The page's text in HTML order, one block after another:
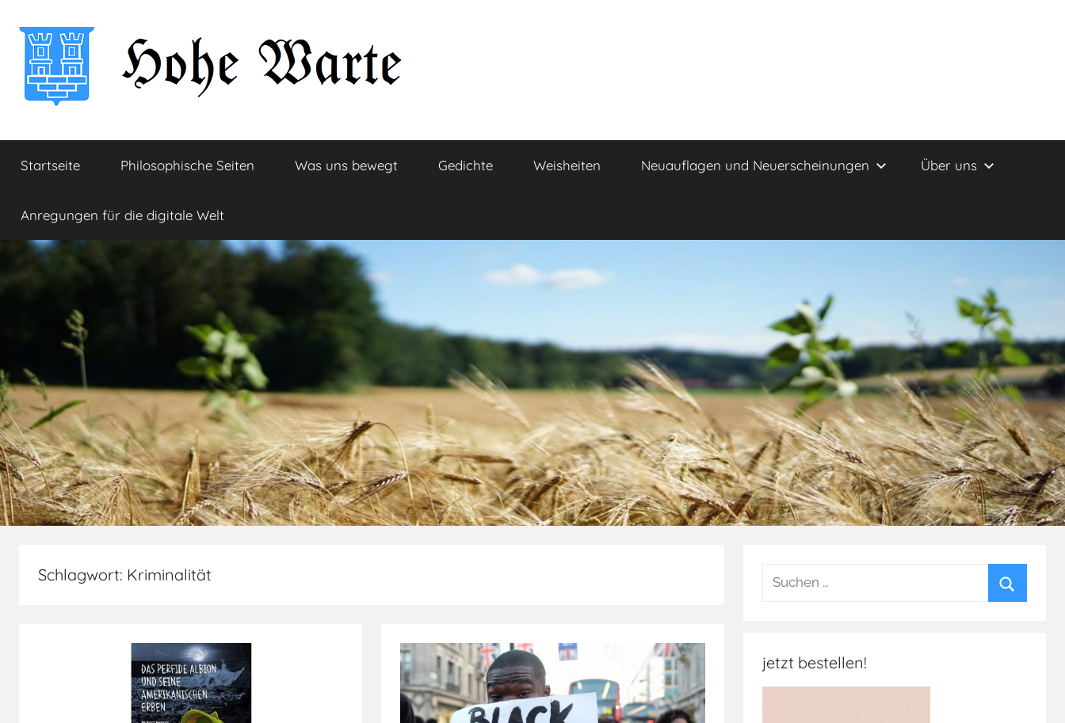
Inhalt
springen
Hohe
Warte
Startseite Philosophische Seiten Was uns bewegt Gedichte Weisheiten Neuauflagen und Neuerscheinungen Über uns
Anregungen für die digitale Welt
Schlagwort: Kriminalität
Suchen
jetzt bestellen!